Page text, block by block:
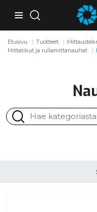
Etusivu Tuotteet
Mittatikut ja rullamittanauhat